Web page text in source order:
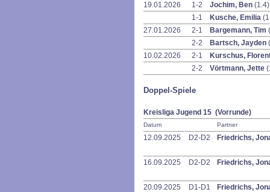
19.01.2026 1-2 Jochim, Ben (1.4)
1-1
Kusche, Emilia
27.01.2026
2-1 Bargemann, Tim
2-2
Bartsch, Jayden
10.02.2026
2-1
Kurschus,
2-2
Vörtmann, Jette
Doppel-Spiele
Kreisliga Jugend 15 (Vorrunde)
Datum Partner
12.09.2025 D2-D2 Friedrichs,
16.09.2025 D2-D2 Friedrichs,
20.09.2025 D1-D1 Friedrichs,